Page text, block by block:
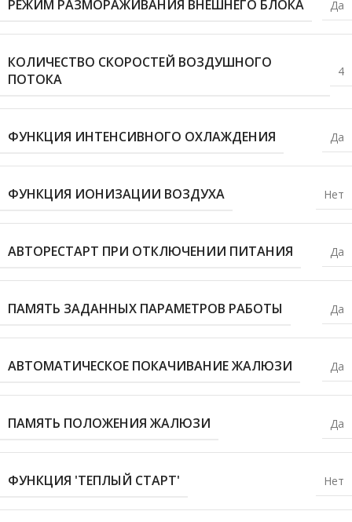
РЕЖИМ РАЗМОРАЖИВАНИЯ ВНЕШНЕГО БЛОКА Да
КОЛИЧЕСТВО СКОРОСТЕЙ ВОЗДУШНОГО
ПОТОКА
4
ФУНКЦИЯ ИНТЕНСИВНОГО ОХЛАЖДЕНИЯ Да
ФУНКЦИЯ ИОНИЗАЦИИ ВОЗДУХА Нет
АВТОРЕСТАРТ ПРИ ОТКЛЮЧЕНИИ ПИТАНИЯ Да
ПАМЯТЬ ЗАДАННЫХ ПАРАМЕТРОВ РАБОТЫ Да
АВТОМАТИЧЕСКОЕ ПОКАЧИВАНИЕ ЖАЛЮЗИ Да
ПАМЯТЬ ПОЛОЖЕНИЯ ЖАЛЮЗИ Да
ФУНКЦИЯ 'ТЕПЛЫЙ СТАРТ' Нет